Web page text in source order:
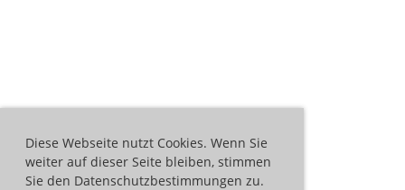
Diese Webseite nutzt Cookies. Wenn Sie
weiter auf dieser Seite bleiben, stimmen
Sie den Datenschutzbestimmungen zu.